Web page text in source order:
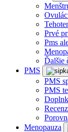
Prvé
Pms
Ďalšie
PMS
PMS
PMS
Menopauza